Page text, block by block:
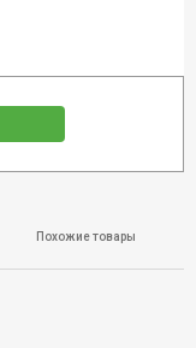
Похожие товары